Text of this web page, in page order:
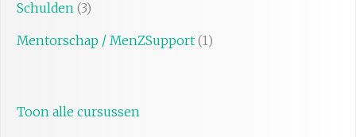
Schulden (3)
Mentorschap / MenZSupport (1)
Toon alle cursussen